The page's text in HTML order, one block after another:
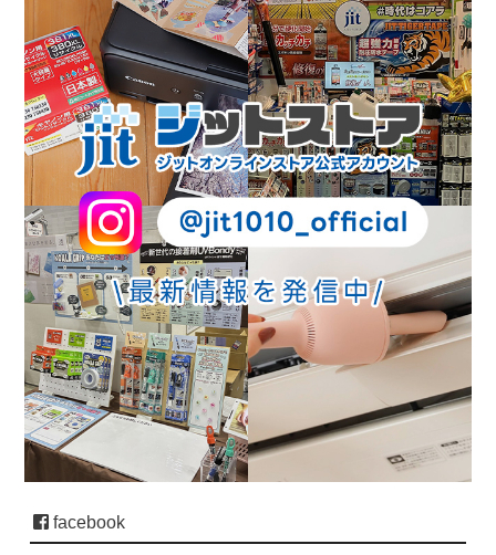
facebook